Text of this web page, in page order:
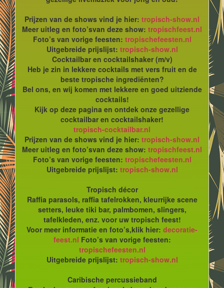
Prijzen van de shows vind je hier: tropisch-show.nl
Meer uitleg en foto’svan deze show: tropischfeest.nl
Foto’s van vorige feesten: tropischefeesten.nl
Uitgebreide prijslijst: tropisch-show.nl
Cocktailbar en cocktailshaker (m/v)
Heb je zin in lekkere cocktails met vers fruit en de
beste tropische ingrediënten?
Bel ons, en wij komen met lekkere en goed uitziende
cocktails!
Kijk op deze pagina en ontdek onze gezellige
cocktailbar en cocktailshaker!
tropisch-cocktailbar.nl
Prijzen van de shows vind je hier: tropisch-show.nl
Meer uitleg en foto’svan deze show: tropischfeest.nl
Foto’s van vorige feesten: tropischefeesten.nl
Uitgebreide prijslijst: tropisch-show.nl
Tropisch décor
Raffia parasols, raffia tafelrokken, kleurrijke scene
setters, leuke tiki bar, palmbomen, slingers,
tafelkleden, enz. voor uw tropisch feest!
Voor meer informatie en foto’s,klik hier: decoratie-
feest.nl Foto’s van vorige feesten:
tropischefeesten.nl
Uitgebreide prijslijst: tropisch-show.nl
Caribische percussieband